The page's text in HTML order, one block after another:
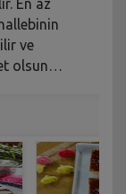
ve
olsun…